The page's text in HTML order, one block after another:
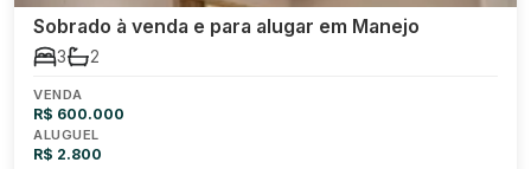
Sobrado à venda e para alugar em Manejo
3 2
VENDA
R$ 600.000
ALUGUEL
R$ 2.800